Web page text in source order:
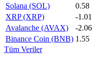
Solana (SOL)
0.58
XRP (XRP)
-1.01
Avalanche (AVAX)
-2.06
Binance Coin (BNB) 1.55
Tüm Veriler